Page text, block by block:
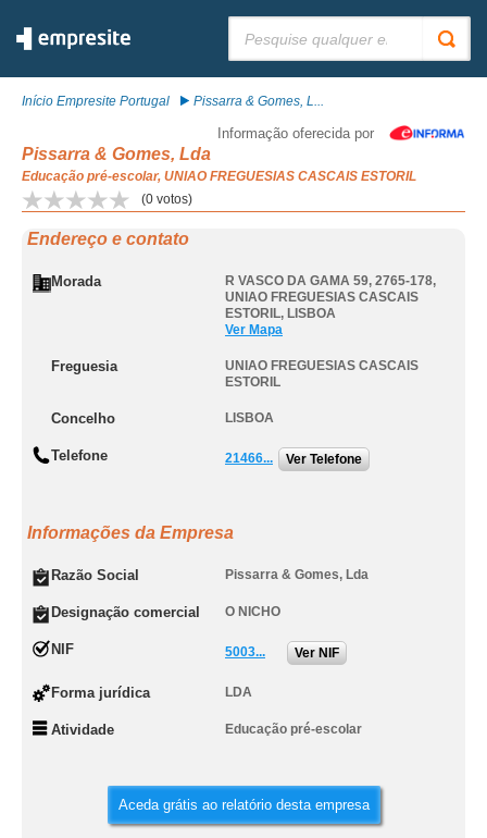
Início Empresite Portugal Pissarra & Gomes, L...
Informação oferecida por
Pissarra & Gomes, Lda
Educação pré-escolar, UNIAO FREGUESIAS CASCAIS ESTORIL
(0 votos)
Endereço e contato
Morada R VASCO DA GAMA 59, 2765-178,
UNIAO FREGUESIAS CASCAIS
ESTORIL, LISBOA
Ver Mapa
Freguesia
UNIAO FREGUESIAS CASCAIS
ESTORIL
Concelho LISBOA
Telefone 21466... Ver Telefone
Informações da Empresa
Razão Social Pissarra & Gomes, Lda
Designação comercial O NICHO
NIF 5003... Ver NIF
Forma jurídica LDA
Atividade Educação pré-escolar
Aceda grátis ao relatório desta empresa